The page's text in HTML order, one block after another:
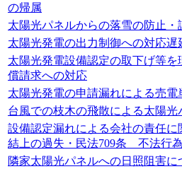
の帰属
太陽光パネルからの落雪の防止・
太陽光発電の出力制御への対応遅
太陽光発電設備認定の取下げ等
償請求への対応
太陽光発電の申請漏れによる売電
台風での枝木の飛散による太陽光
設備認定漏れによる会社の責任
結上の過失・民法709条 不法行為
隣家太陽光パネルへの日照阻害に